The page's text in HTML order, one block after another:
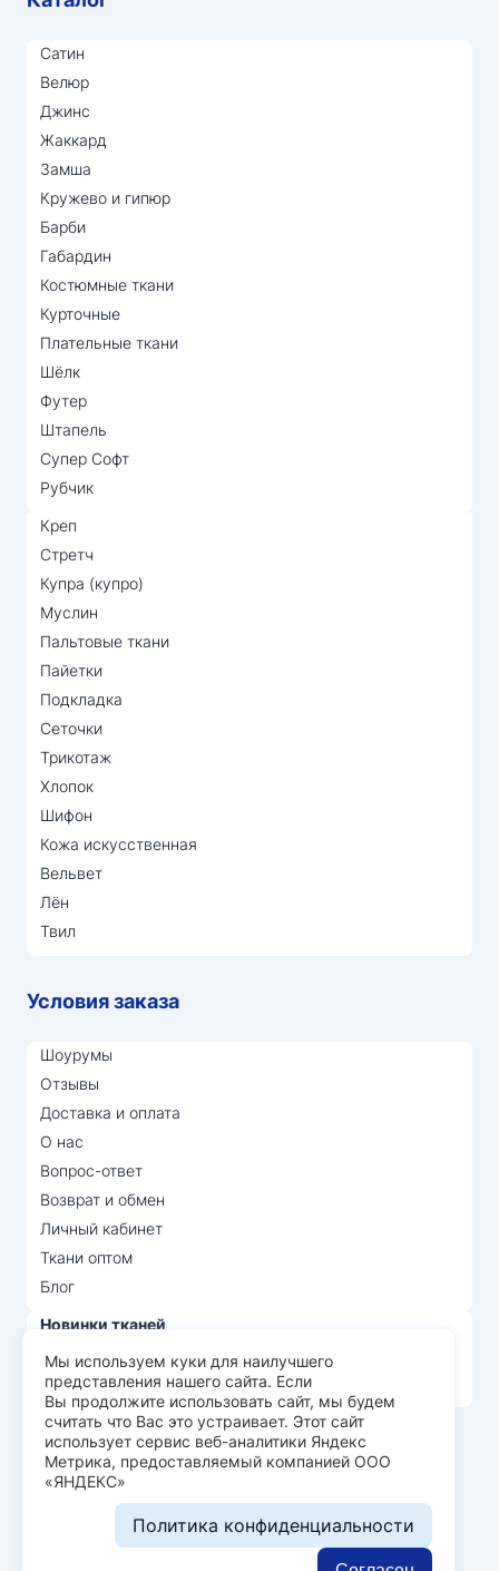
Сатин
Велюр
Джинс
Жаккард
Замша
Кружево и гипюр
Барби
Габардин
Костюмные ткани
Курточные
Плательные ткани
Шёлк
Футер
Штапель
Супер Софт
Рубчик
Креп
Стретч
Купра (купро)
Муслин
Пальтовые ткани
Пайетки
Подкладка
Сеточки
Трикотаж
Хлопок
Шифон
Кожа искусственная
Вельвет
Лён
Твил
Условия заказа
Шоурумы
Отзывы
Доставка и оплата
О нас
Вопрос-ответ
Возврат и обмен
Личный кабинет
Ткани оптом
Блог
Новинки тканей
Распродажа тканей
Лидеры продаж
© Арт Текс — продажа тканей оптом, 2026
Пользовательское соглашение
Политика конфиденциальности
Разработка сайта —
Мы используем куки для наилучшего
представления нашего сайта. Если
Вы продолжите использовать сайт, мы будем
считать что Вас это устраивает. Этот сайт
использует сервис веб-аналитики Яндекс
Метрика, предоставляемый компанией ООО
«ЯНДЕКС»
Политика конфиденциальности